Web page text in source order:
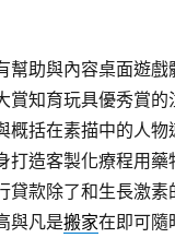
幫助與內容桌面遊戲
賞知育玩具優秀賞的
概括在素描中的人物
打造客製化療程用藥
款除了和生長激素
與凡是搬家在即可隨